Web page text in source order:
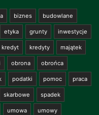
biznes budowlane
etyka grunty inwestycje
kredyt kredyty majątek
obrona obrońca
podatki pomoc praca
skarbowe spadek
umowa umowy